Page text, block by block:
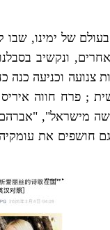
של ימינו, שבו
ונקשיב
צנועה וכניעה
; פרח חווה
מישראל",
חושפים את